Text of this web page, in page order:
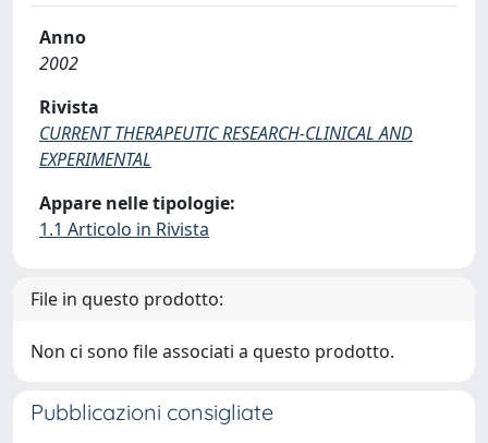
Anno
2002
Rivista
CURRENT THERAPEUTIC RESEARCH-CLINICAL AND
EXPERIMENTAL
Appare nelle tipologie:
1.1 Articolo in Rivista
File in questo prodotto:
Non ci sono file associati a questo prodotto.
Pubblicazioni consigliate